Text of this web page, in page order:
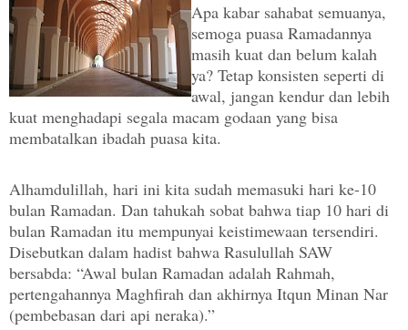
Apa kabar sahabat semuanya,
semoga puasa Ramadannya
masih kuat dan belum kalah
ya? Tetap konsisten seperti di
awal, jangan kendur dan lebih
kuat menghadapi segala macam godaan yang bisa
membatalkan ibadah puasa kita.
Alhamdulillah, hari ini kita sudah memasuki hari ke-10
bulan Ramadan. Dan tahukah sobat bahwa tiap 10 hari di
bulan Ramadan itu mempunyai keistimewaan tersendiri.
Disebutkan dalam hadist bahwa Rasulullah SAW
bersabda: “Awal bulan Ramadan adalah Rahmah,
pertengahannya Maghfirah dan akhirnya Itqun Minan Nar
(pembebasan dari api neraka).”